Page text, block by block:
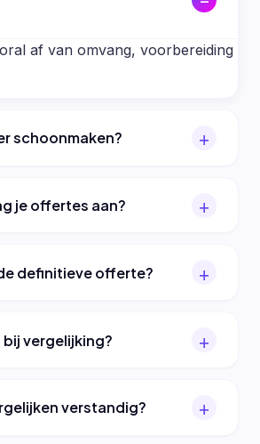
af van omvang, voorbereiding
schoonmaken?
je offertes aan?
definitieve offerte?
bij vergelijking?
verstandig?